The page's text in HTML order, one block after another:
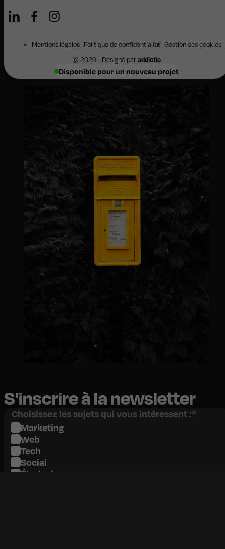
Disponible pour un nouveau projet
Mentions légales Politique de confidentialité Gestion des cookies
© 2026 - Designé paraddictic
S'inscrire à la newsletter
Choisissez les sujets qui vous intéressent :*
Marketing
Web
Tech
Social
Étude de cas